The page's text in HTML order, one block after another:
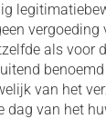
vergoeding
als voor
van het
dag van het